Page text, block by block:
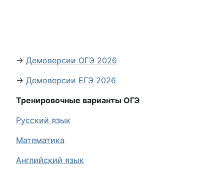
→ Демоверсии ОГЭ 2026
→ Демоверсии ЕГЭ 2026
Тренировочные варианты ОГЭ
Русский язык
Математика
Английский язык